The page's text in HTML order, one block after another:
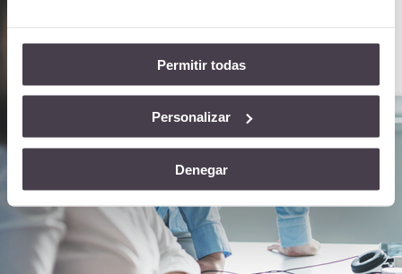
Permitir todas
Personalizar
Denegar
Te ayudamos con los
Proyectos Tecnológicos de
tus Clientes
¿Hablamos?